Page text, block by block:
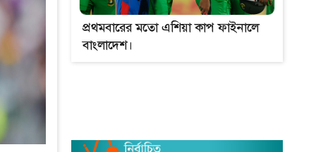
প্রথমবারের মতো এশিয়া কাপ ফাইনালে
বাংলাদেশ।